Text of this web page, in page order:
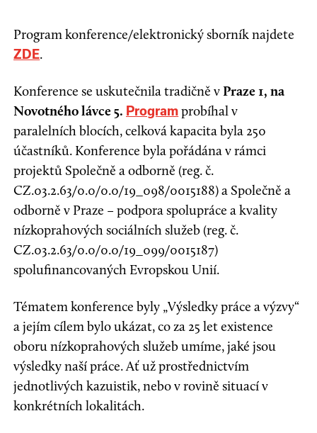
Program konference/elektronický sborník najdete
ZDE.
Konference se uskutečnila tradičně vPraze 1, na
Novotného lávce 5. Program probíhal v
paralelních blocích, celková kapacita byla 250
účastníků. Konference byla pořádána v rámci
projektů Společně a odborně (reg. č.
CZ.03.2.63/0.0/0.0/19_098/0015188) a Společně a
odborně v Praze – podpora spolupráce a kvality
nízkoprahových sociálních služeb (reg. č.
CZ.03.2.63/0.0/0.0/19_099/0015187)
spolufinancovaných Evropskou Unií.
Tématem konference byly „Výsledky práce a výzvy“
a jejím cílem bylo ukázat, co za 25 let existence
oboru nízkoprahových služeb umíme, jaké jsou
výsledky naší práce. Ať už prostřednictvím
jednotlivých kazuistik, nebo v rovině situací v
konkrétních lokalitách.